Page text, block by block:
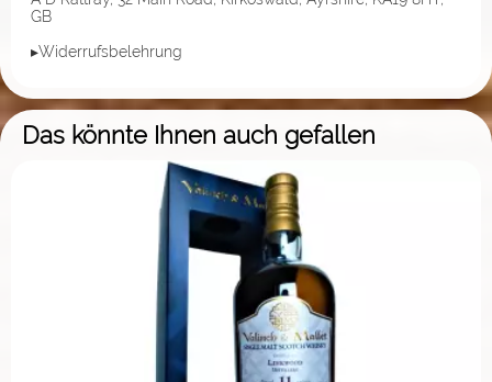
GB
▸Widerrufsbelehrung
Das könnte Ihnen auch gefallen